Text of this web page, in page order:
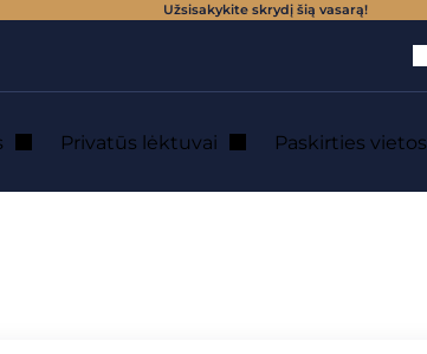
Užsisakykite skrydį šią vasarą!
Privatūs lėktuvai Paskirties vietos